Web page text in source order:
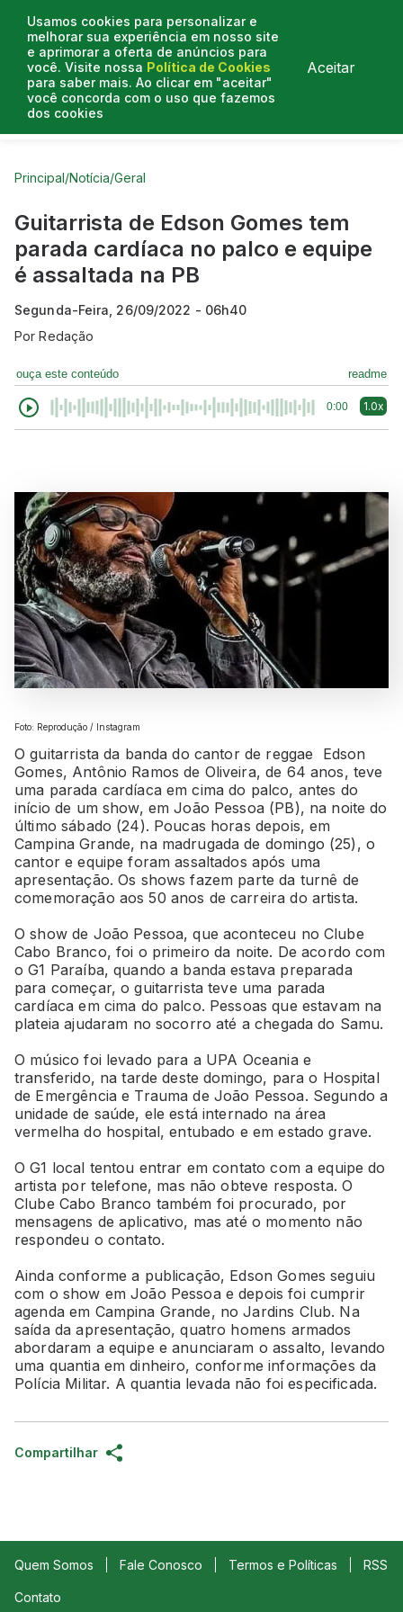
Usamos cookies para personalizar e
melhorar sua experiência em nosso site
e aprimorar a oferta de anúncios para
você. Visite nossa Política de Cookies
para saber mais. Ao clicar em "aceitar"
você concorda com o uso que fazemos
dos cookies
Aceitar
Curtas do Poder
Principal/Notícia/Geral
Guitarrista de Edson Gomes tem
parada cardíaca no palco e equipe
é assaltada na PB
Segunda-Feira, 26/09/2022 - 06h40
PorRedação
ouça este conteúdo readme
0:00 1.0x
Foto: Reprodução / Instagram
O guitarrista da banda do cantor de reggae Edson
Gomes, Antônio Ramos de Oliveira, de 64 anos, teve
uma parada cardíaca em cima do palco, antes do
início de um show, em João Pessoa (PB), na noite do
último sábado (24). Poucas horas depois, em
Campina Grande, na madrugada de domingo (25), o
cantor e equipe foram assaltados após uma
apresentação. Os shows fazem parte da turnê de
comemoração aos 50 anos de carreira do artista.
O show de João Pessoa, que aconteceu no Clube
Cabo Branco, foi o primeiro da noite. De acordo com
o G1 Paraíba, quando a banda estava preparada
para começar, o guitarrista teve uma parada
cardíaca em cima do palco. Pessoas que estavam na
plateia ajudaram no socorro até a chegada do Samu.
O músico foi levado para a UPA Oceania e
transferido, na tarde deste domingo, para o Hospital
de Emergência e Trauma de João Pessoa. Segundo a
unidade de saúde, ele está internado na área
vermelha do hospital, entubado e em estado grave.
O G1 local tentou entrar em contato com a equipe do
artista por telefone, mas não obteve resposta. O
Clube Cabo Branco também foi procurado, por
mensagens de aplicativo, mas até o momento não
respondeu o contato.
Ainda conforme a publicação, Edson Gomes seguiu
com o show em João Pessoa e depois foi cumprir
agenda em Campina Grande, no Jardins Club. Na
saída da apresentação, quatro homens armados
abordaram a equipe e anunciaram o assalto, levando
uma quantia em dinheiro, conforme informações da
Polícia Militar. A quantia levada não foi especificada.
Compartilhar
Quem Somos Fale Conosco Termos e Políticas RSS
Contato